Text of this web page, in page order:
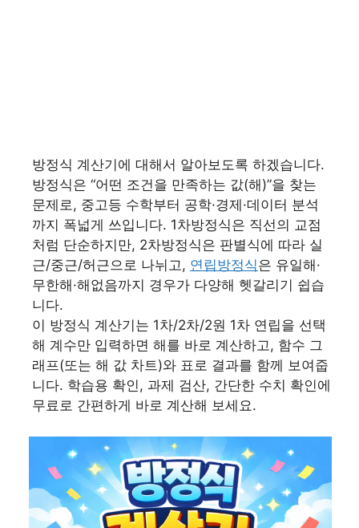
방정식 계산기에 대해서 알아보도록 하겠습니다.
방정식은 “어떤 조건을 만족하는 값(해)”을 찾는
문제로, 중고등 수학부터 공학·경제·데이터 분석
까지 폭넓게 쓰입니다. 1차방정식은 직선의 교점
처럼 단순하지만, 2차방정식은 판별식에 따라 실
근/중근/허근으로 나뉘고, 연립방정식은 유일해·
무한해·해없음까지 경우가 다양해 헷갈리기 쉽습
니다.
이 방정식 계산기는 1차/2차/2원 1차 연립을 선택
해 계수만 입력하면 해를 바로 계산하고, 함수 그
래프(또는 해 값 차트)와 표로 결과를 함께 보여줍
니다. 학습용 확인, 과제 검산, 간단한 수치 확인에
무료로 간편하게 바로 계산해 보세요.